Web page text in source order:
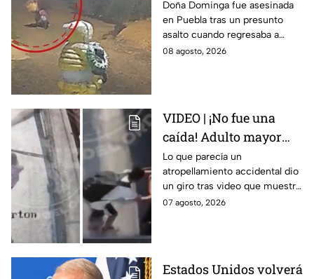
doña Dominga, la
abuelita asesinada tras
asalto en Amozoc,
Puebla
Doña Dominga fue asesinada
en Puebla tras un presunto
asalto cuando regresaba a
casa; familiares y amigos la
08 agosto, 2026
VIDEO | ¡No fue una
caída! Adulto mayor
muere atropellado por
tráiler; joven lo empujó
en Monterrey
Lo que parecía un
atropellamiento accidental dio
un giro tras video que muestra
cómo un joven empujó a
07 agosto, 2026
Estados Unidos volverá